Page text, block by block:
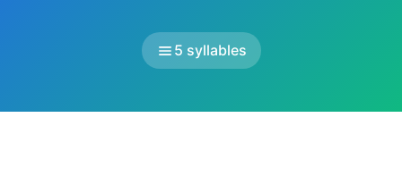
5 syllables